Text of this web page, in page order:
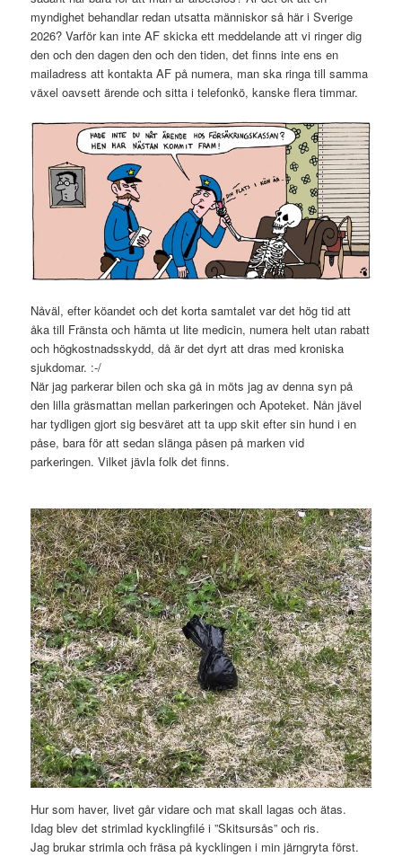
myndighet behandlar redan utsatta människor så här i Sverige
2026? Varför kan inte AF skicka ett meddelande att vi ringer dig
den och den dagen den och den tiden, det finns inte ens en
mailadress att kontakta AF på numera, man ska ringa till samma
växel oavsett ärende och sitta i telefonkö, kanske flera timmar.
Nåväl, efter köandet och det korta samtalet var det hög tid att
åka till Fränsta och hämta ut lite medicin, numera helt utan rabatt
och högkostnadsskydd, då är det dyrt att dras med kroniska
sjukdomar. :-/
När jag parkerar bilen och ska gå in möts jag av denna syn på
den lilla gräsmattan mellan parkeringen och Apoteket. Nån jävel
har tydligen gjort sig besväret att ta upp skit efter sin hund i en
påse, bara för att sedan slänga påsen på marken vid
parkeringen. Vilket jävla folk det finns.
Hur som haver, livet går vidare och mat skall lagas och ätas.
Idag blev det strimlad kycklingfilé i ”Skitsursås” och ris.
Jag brukar strimla och fräsa på kycklingen i min järngryta först.